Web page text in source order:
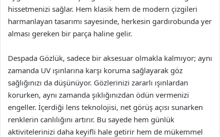
hissetmenizi sağlar. Hem klasik hem de modern çizgileri
harmanlayan tasarımı sayesinde, herkesin gardırobunda yer
alması gereken bir parça haline gelir.
Despada Gözlük, sadece bir aksesuar olmakla kalmıyor; aynı
zamanda UV ışınlarına karşı koruma sağlayarak göz
sağlığınızı da düşünüyor. Gözlerinizi zararlı ışınlardan
korurken, aynı zamanda şıklığınızdan ödün vermenizi
engeller. İçerdiği lens teknolojisi, net görüş açısı sunarken
renklerin canlılığını artırır. Bu sayede hem günlük
aktivitelerinizi daha keyifli hale getirir hem de mükemmel